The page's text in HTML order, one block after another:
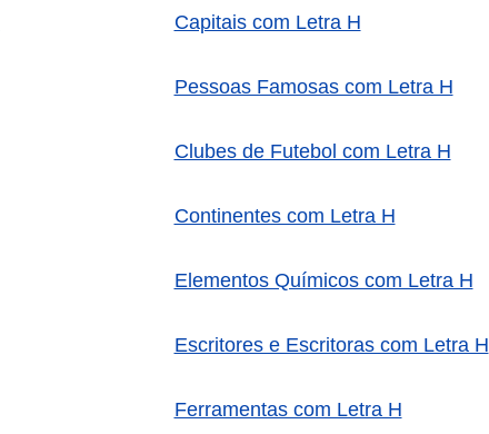
Capitais com Letra H
Pessoas Famosas com Letra H
Clubes de Futebol com Letra H
Continentes com Letra H
Elementos Químicos com Letra H
Escritores e Escritoras com Letra H
Ferramentas com Letra H